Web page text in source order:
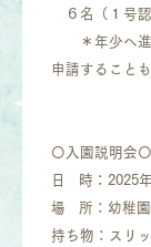
６名（１号認
＊年少へ進
申請することも
〇入園説明会〇
日 時：2025
場 所：幼稚園
持ち物：スリ